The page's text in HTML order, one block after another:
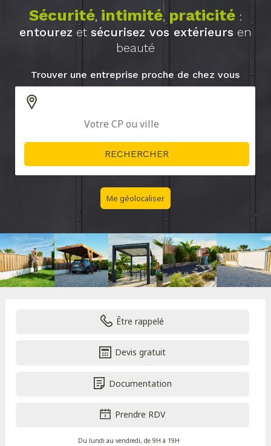
Sécurité, intimité, praticité:
entourez et sécurisez vos extérieurs en
beauté
Trouver une entreprise proche de chez vous
Me géolocaliser
Être rappelé
Devis gratuit
Documentation
Prendre RDV
Du lundi au vendredi, de 9H à 19H